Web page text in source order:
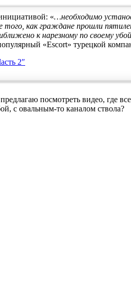
«…необходимо
как граждане прошли
к нарезному по своему
«Escort» турецкой
2″
посмотреть видео, где
с овальным-то каналом ствола?